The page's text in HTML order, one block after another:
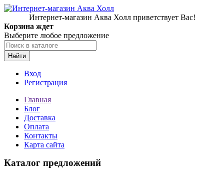
Интернет-магазин Аква Холл приветствует Вас!
Корзина ждет
Выберите любое предложение
Найти
Вход
Регистрация
Главная
Блог
Доставка
Оплата
Контакты
Карта сайта
Каталог предложений